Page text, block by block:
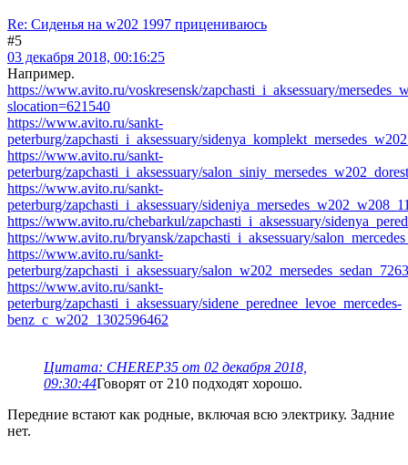
Re: Сиденья на w202 1997 прицениваюсь
#5
03 декабря 2018, 00:16:25
Например.
https://www.avito.ru/voskresensk/zapchasti_i_aksessuary/
slocation=621540
https://www.avito.ru/sankt-
peterburg/zapchasti_i_aksessuary/
https://www.avito.ru/sankt-
peterburg/zapchasti_i_aksessuary/
https://www.avito.ru/sankt-
peterburg/zapchasti_i_aksessuary/
https://www.avito.ru/chebarkul/zapchasti_i_aksessuary/
https://www.avito.ru/bryansk/zapchasti_i_aksessuary/
https://www.avito.ru/sankt-
peterburg/zapchasti_i_aksessuary/
https://www.avito.ru/sankt-
peterburg/zapchasti_i_aksessuary/sidene_perednee_levoe_mercedes-
benz_c_w202_1302596462
Цитата: CHEREP35 от 02 декабря 2018,
09:30:44Говорят от 210 подходят хорошо.
Передние встают как родные, включая всю электрику. Задние
нет.